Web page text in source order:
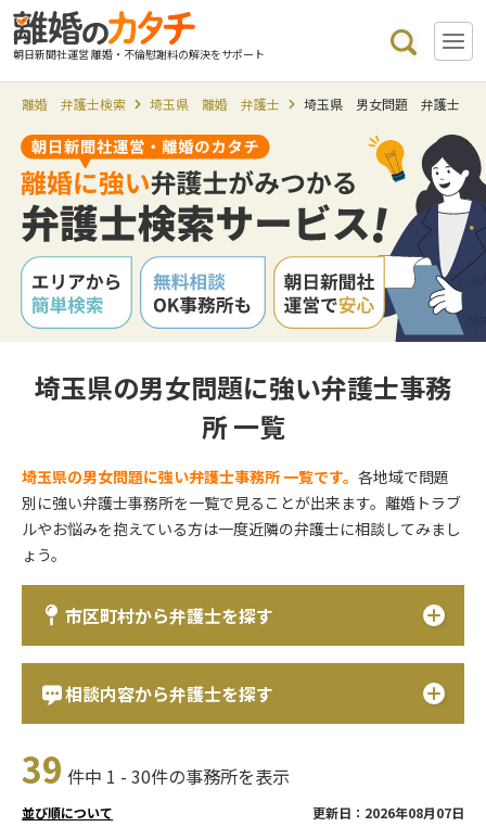
朝日新聞社運営 離婚・不倫慰謝料の解決をサポート
離婚 弁護士検索 埼玉県 離婚 弁護士 埼玉県 男女問題 弁護士
埼玉県の男女問題に強い弁護士事務
所 一覧
埼玉県の男女問題に強い弁護士事務所 一覧です。各地域で問題
別に強い弁護士事務所を一覧で見ることが出来ます。離婚トラブ
ルやお悩みを抱えている方は一度近隣の弁護士に相談してみまし
ょう。
市区町村から弁護士を探す
相談内容から弁護士を探す
39 件中 1 - 30件の事務所を表示
並び順について 更新日：2026年08月07日